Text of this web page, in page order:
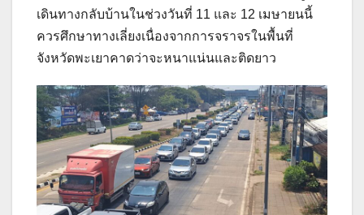
เดินทางกลับบ้านในช่วงวันที่ 11 และ 12 เมษายนนี้
ควรศึกษาทางเลี่ยงเนื่องจากการจราจรในพื้นที่
จังหวัดพะเยาคาดว่าจะหนาแน่นและติดยาว